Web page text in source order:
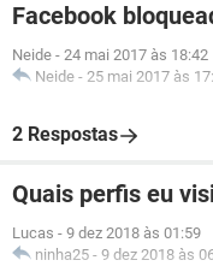
Facebook
Neide - 24 mai 2017 às 18:42
Neide - 25 mai 2017 às
2 Respostas
Quais perfis eu
Lucas - 9 dez 2018 às 01:59
ninha25 - 9 dez 2018 às